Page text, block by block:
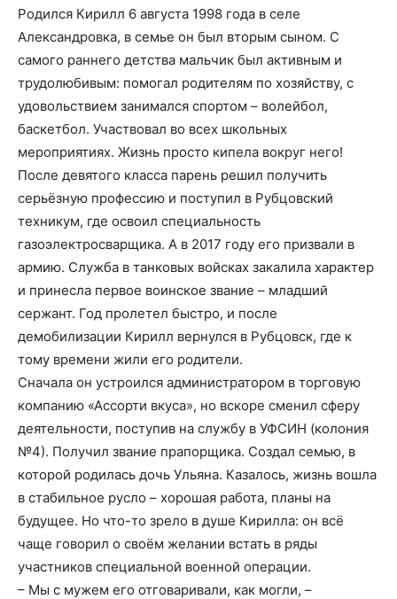
Родился Кирилл 6 августа 1998 года в селе
Александровка, в семье он был вторым сыном. С
самого раннего детства мальчик был активным и
трудолюбивым: помогал родителям по хозяйству, с
удовольствием занимался спортом – волейбол,
баскетбол. Участвовал во всех школьных
мероприятиях. Жизнь просто кипела вокруг него!
После девятого класса парень решил получить
серьёзную профессию и поступил в Рубцовский
техникум, где освоил специальность
газоэлектросварщика. А в 2017 году его призвали в
армию. Служба в танковых войсках закалила характер
и принесла первое воинское звание – младший
сержант. Год пролетел быстро, и после
демобилизации Кирилл вернулся в Рубцовск, где к
тому времени жили его родители.
Сначала он устроился администратором в торговую
компанию «Ассорти вкуса», но вскоре сменил сферу
деятельности, поступив на службу в УФСИН (колония
№4). Получил звание прапорщика. Создал семью, в
которой родилась дочь Ульяна. Казалось, жизнь вошла
в стабильное русло – хорошая работа, планы на
будущее. Но что-то зрело в душе Кирилла: он всё
чаще говорил о своём желании встать в ряды
участников специальной военной операции.
– Мы с мужем его отговаривали, как могли, –